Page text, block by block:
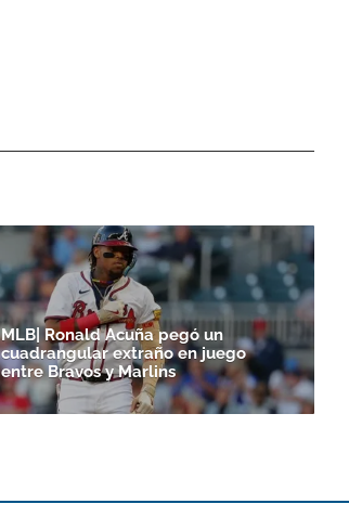
MLB| Ronald Acuña pegó un
cuadrangular extraño en juego
entre Bravos y Marlins